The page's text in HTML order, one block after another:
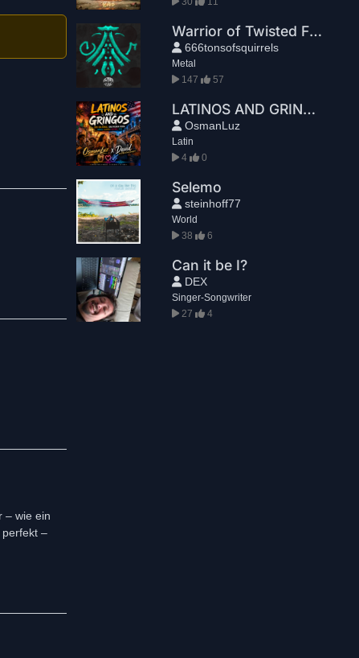
– wie ein
–
Warrior of Twisted Fate
666tonsofsquirrels
Metal
147
57
LATINOS AND GRINGOS
OsmanLuz
Latin
4
0
Selemo
steinhoff77
World
38
6
Can it be I?
DEX
Singer-Songwriter
27
4